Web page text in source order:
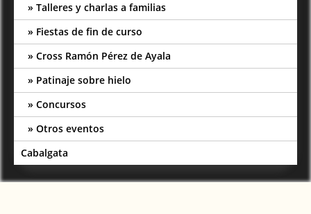
Talleres y charlas a familias
Fiestas de fin de curso
Cross Ramón Pérez de Ayala
Patinaje sobre hielo
Concursos
Otros eventos
Cabalgata